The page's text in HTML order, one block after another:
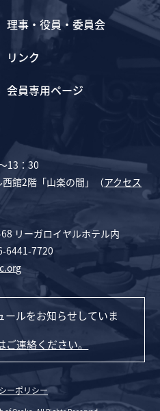
理事・役員・委員会
リンク
会員専用ページ
13：30
館2階「山楽の間」（アクセス
リーガロイヤルホテル内
6441-7720
ールをお知らせしていま
連絡ください。
ーポリシー